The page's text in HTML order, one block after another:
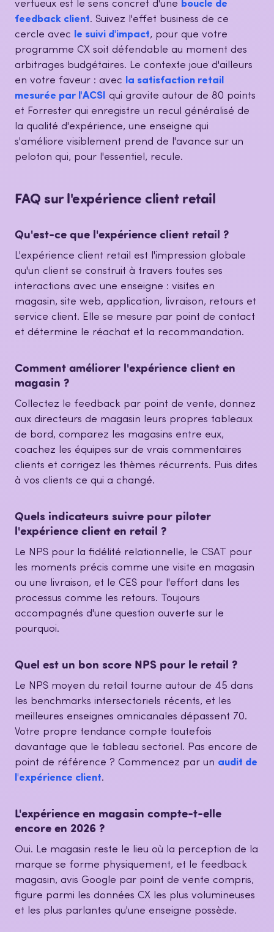
vertueux est le sens concret d'une boucle de
feedback client. Suivez l'effet business de ce
cercle avec
le suivi d'impact, pour que votre
programme CX soit défendable au moment des
arbitrages budgétaires. Le contexte joue d'ailleurs
en votre faveur : avec
la satisfaction retail
mesurée par l'ACSI
qui gravite autour de 80 points
et Forrester qui enregistre un recul généralisé de
la qualité d'expérience, une enseigne qui
s'améliore visiblement prend de l'avance sur un
peloton qui, pour l'essentiel, recule.
FAQ sur l'expérience client retail
Qu'est-ce que l'expérience client retail ?
L'expérience client retail est l'impression globale
qu'un client se construit à travers toutes ses
interactions avec une enseigne : visites en
magasin, site web, application, livraison, retours et
service client. Elle se mesure par point de contact
et détermine le réachat et la recommandation.
Comment améliorer l'expérience client en
magasin ?
Collectez le feedback par point de vente, donnez
aux directeurs de magasin leurs propres tableaux
de bord, comparez les magasins entre eux,
coachez les équipes sur de vrais commentaires
clients et corrigez les thèmes récurrents. Puis dites
à vos clients ce qui a changé.
Quels indicateurs suivre pour piloter
l'expérience client en retail ?
Le NPS pour la fidélité relationnelle, le CSAT pour
les moments précis comme une visite en magasin
ou une livraison, et le CES pour l'effort dans les
processus comme les retours. Toujours
accompagnés d'une question ouverte sur le
pourquoi.
Quel est un bon score NPS pour le retail ?
Le NPS moyen du retail tourne autour de 45 dans
les benchmarks intersectoriels récents, et les
meilleures enseignes omnicanales dépassent 70.
Votre propre tendance compte toutefois
davantage que le tableau sectoriel. Pas encore de
point de référence ? Commencez par un audit de
l'expérience client.
L'expérience en magasin compte-t-elle
encore en 2026 ?
Oui. Le magasin reste le lieu où la perception de la
marque se forme physiquement, et le feedback
magasin, avis Google par point de vente compris,
figure parmi les données CX les plus volumineuses
et les plus parlantes qu'une enseigne possède.